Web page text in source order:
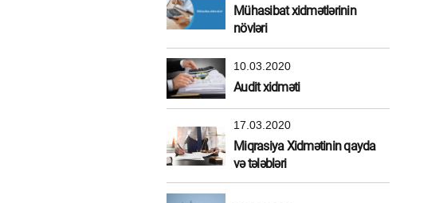
Mühasibat xidmətlərinin
növləri
10.03.2020
Audit xidməti
17.03.2020
Miqrasiya Xidmətinin qayda
və tələbləri